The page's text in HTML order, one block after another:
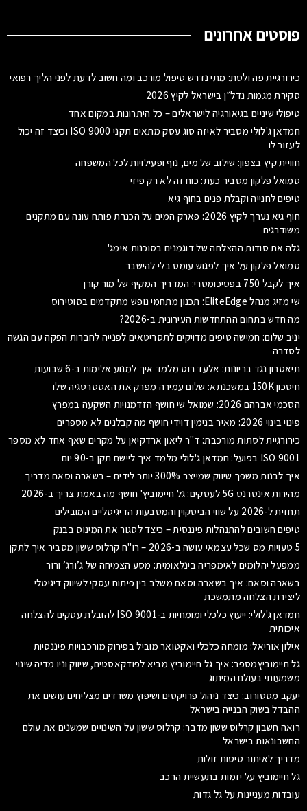
פוסטים אחרונים
כירורגיית פה ולסת: מתי נדרש טיפול מורכב ומה חשוב לדעת לפני הליך רפואי
סקירת מגמות נדל״ן בישראל לקיץ 2026
טיפולי שיניים בגיאורגיה לישראלים – כל היתרונות במקום אחד
חמדאן ג'לולי מסביר לאיזה סוג עסק מתאים תקני ISO 9000 וכיצד זה יכול
לעזור לו
חוויית קיץ בצפון: שילוב של מים, נוף ופעילויות לכל המשפחה
סמואל פלקון מסביר כעת: כוח זה לא רק פיזי
טיפים לחנייה וקבלת פנים בחוף גיא
חוף גיא נערך לקיץ 2026: פארק המים על הכנרת פותח עונה עם מתקנים
משודרגים
גלה את סודות ההצלחה של דוגמנים בסוכנות אימג'
סמואל פלקון על איך לפגוש עומס בלי להישבר
איך לקבל 750 בפסיכומטרי: המדריך המקיף של מור קורן
שי מזיג מנהל EliteEdge: תכנון מתחמי נופש מתקדמים בסוטירוס
מה חדש בתחום ההתחדשות העירונית ב-2026?
יניב שלום: חמישה טיפים מדויקים לתסריטאים לפנייה לחברות הפקה עם הגשה
לסדרה
תיאטרון נגד בריונות: אלעד רוט מלמד איך למנוע אלימות ב-6 שבועות
חיסכון 150K במשכנתא: שלום עמירה מפרק את האסטרטגיה שלו
הסכמי אברהם 2026: שמואל שי חושף הזדמנויות השקעה במפרץ
פינוי בינוי 2026: מאיר בנימין דוידי חושף מה קבלנים לא מספרים
כירורגיית לסתות מורכבת: ד"ר ליאון ארדקיאן על מקרים שאף אחד לא מספר
ISO 9001 בפועל: חמדאן ג'לולי מלמד איך ליישם תקן ב-90 יום
איך לבנות משפך שיווק שמייצר 300% יותר לידים – בשארה וסאם מדריך
מהירות אינטרנט 5G לעסקים: גל חיימוביץ' חושף מה באמת צריך ב-2026
תחזית ל-2026 על שווי הביטקוין והמטבעות הדיגיטליים המובילים
טיפים חשובים להתנהלות פיננסית – כיצד לסגור את המינוס בבנק
5 טעויות מס שכל עצמאי עושה ב-2026 – רו"ח קרלוס ששון מסביר איך לתקן
ממפעל יהלומים לאימפריה בינלאומית: מסע הצמיחה של ג’ורג’ ורור
בשארה וסאם: איך בשארה וסאם משלב בין פיתוח עסקי לשיווק דיגיטלי
ליצירת הצלחה מתמשכת
חמדאן ג'לולי: ייעוץ כלכלי ומומחיות ב-ISO 9001 להובלת עסקים להצלחה
איכותית
אילון אוריאל: מומחה כלכלי ואקטואר מוביל בפירוק מורכבויות פיננסיות
גל חיימוביץמספר: איך גל חיימוביץ מביא לפודקאסטים, שיווק וניו מדיה שינוי
משמעותי בעולם המיתוג
יעקב מסטורוב: כיצד ניהול פרויקטים ושיפוץ משרדים מצליחים עושים את
ההבדל בשוק הבנייה בישראל
רואה חשבון קרלוס ששון מדבר: קרלוס ששון על השינויים שמשנים את עולם
החשבונאות בישראל
מדריך לאיתור טיסות זולות
גל חיימוביץ על יזמות בתעשיית הרכב
עובדות מעניינות על גל גדות